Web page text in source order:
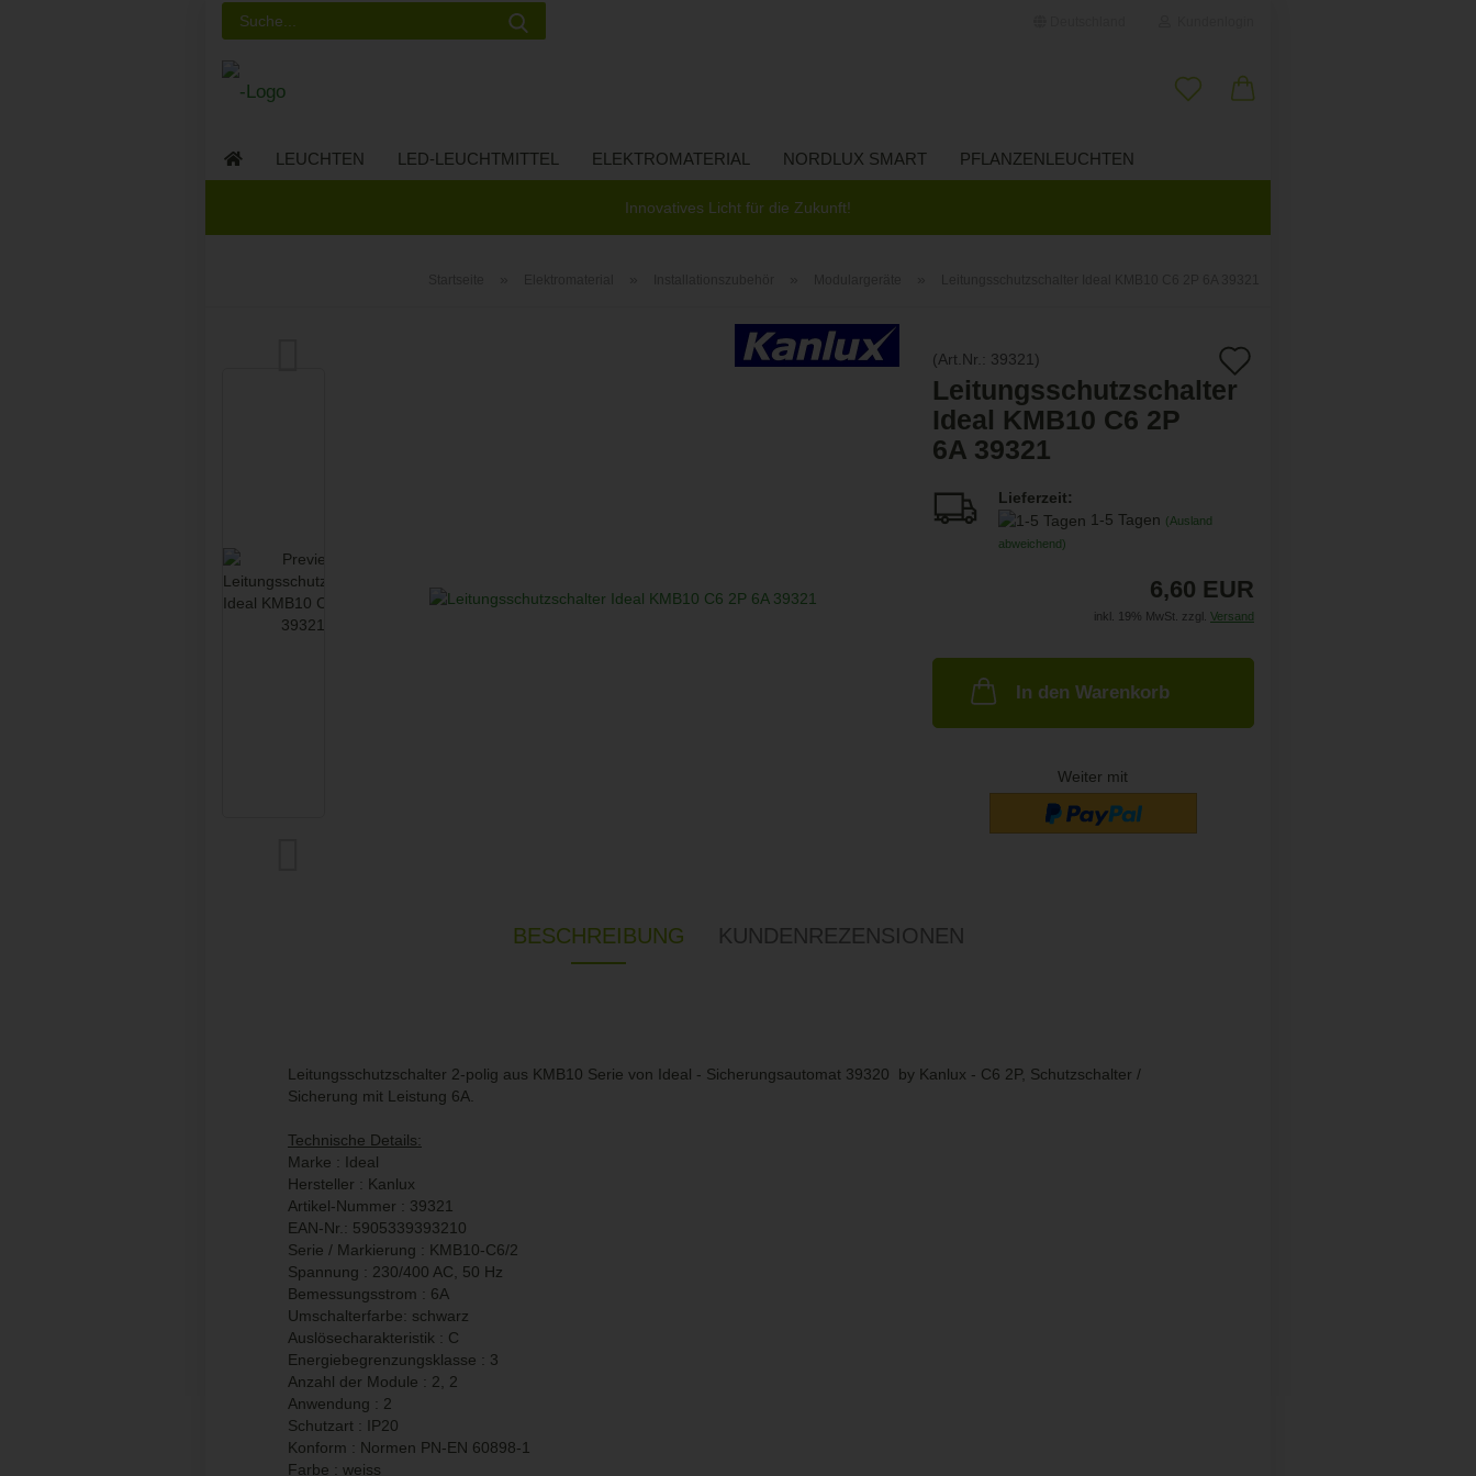
Passwort vergessen?
Innovatives Licht für die Zukunft!
LEUCHTEN LED-LEUCHTMITTEL ELEKTROMATERIAL NORDLUX SMART PFLANZENLEUCHTEN
(Art.Nr.: 39321 )
Leitungsschutzschalter
Ideal KMB10 C6 2P
6A 39321
Lieferzeit:
1-5 Tagen (Ausland
abweichend)
6,60 EUR
inkl. 19% MwSt. zzgl. Versand
In den Warenkorb
Weiter mit
BESCHREIBUNG KUNDENREZENSIONEN
Leitungsschutzschalter 2-polig aus KMB10 Serie von Ideal - Sicherungsautomat 39320 by Kanlux - C6 2P, Schutzschalter /
Sicherung mit Leistung 6A.
Technische Details:
Marke : Ideal
Hersteller : Kanlux
Artikel-Nummer : 39321
EAN-Nr.: 5905339393210
Serie / Markierung : KMB10-C6/2
Spannung : 230/400 AC, 50 Hz
Bemessungsstrom : 6A
Umschalterfarbe: schwarz
Auslösecharakteristik : C
Energiebegrenzungsklasse : 3
Anzahl der Module : 2, 2
Anwendung : 2
Schutzart : IP20
Konform : Normen PN-EN 60898-1
Farbe : weiss